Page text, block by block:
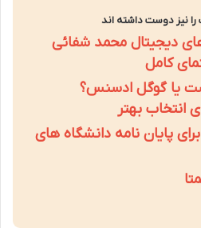
را نیز دوست داشته اند
دیجیتال محمد شفائی
کامل
یا گوگل ادسنس؟
انتخاب بهتر
پایان نامه دانشگاه های